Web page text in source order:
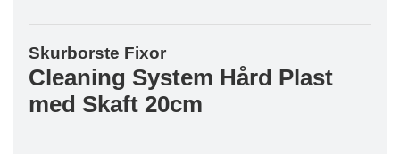
Skurborste Fixor
Cleaning System Hård Plast
med Skaft 20cm